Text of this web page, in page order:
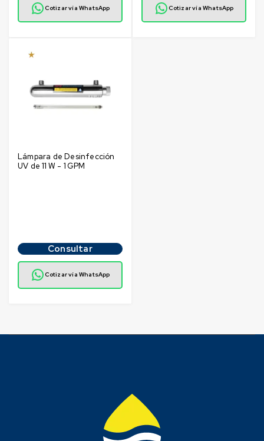
Cotizar vía WhatsApp Cotizar vía WhatsApp
Lámpara de Desinfección
UV de 11 W - 1 GPM
Consultar
Cotizar vía WhatsApp